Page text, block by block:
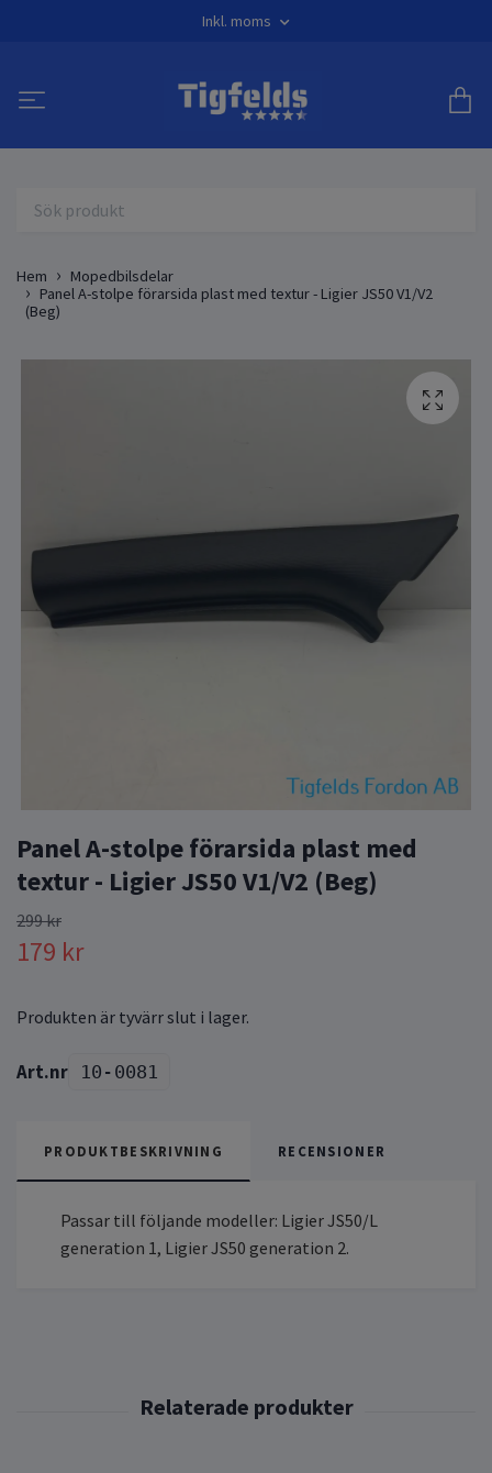
Inkl. moms
Hem
Mopedbilsdelar
Panel A-stolpe förarsida plast med textur - Ligier JS50 V1/V2
(Beg)
Panel A-stolpe förarsida plast med
textur - Ligier JS50 V1/V2 (Beg)
299 kr
179 kr
Produkten är tyvärr slut i lager.
10-0081
PRODUKTBESKRIVNING RECENSIONER
Passar till följande modeller: Ligier JS50/L
generation 1, Ligier JS50 generation 2.